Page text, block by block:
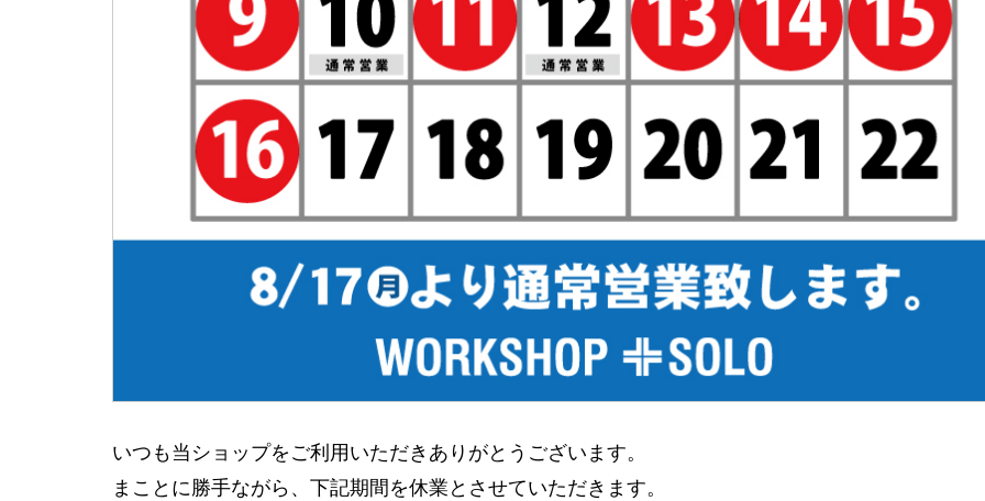
いつも当ショップをご利用いただきありがとうございます。
まことに勝手ながら、下記期間を休業とさせていただきます。